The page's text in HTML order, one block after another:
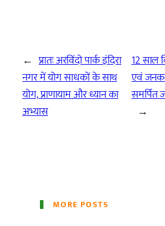
← प्रातः अरविंदो पार्क इंदिरा
नगर में योग साधकों के साथ
योग, प्राणायाम और ध्यान का
अभ्यास
12 साल
एवं
समर्पित
→
MORE POSTS